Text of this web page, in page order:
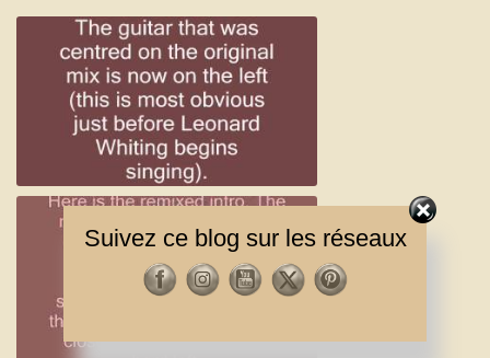
Part 1
Suivez ce blog sur les réseaux